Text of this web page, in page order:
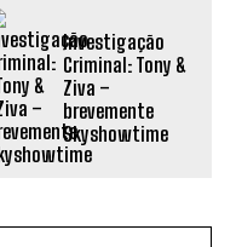
Investigação
Criminal: Tony &
Ziva –
brevemente
Skyshowtime